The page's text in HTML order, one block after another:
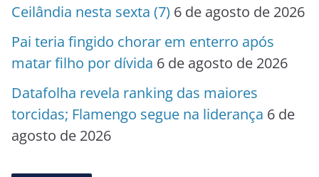
Ceilândia nesta sexta (7) 6 de agosto de 2026
Pai teria fingido chorar em enterro após
matar filho por dívida 6 de agosto de 2026
Datafolha revela ranking das maiores
torcidas; Flamengo segue na liderança 6 de
agosto de 2026